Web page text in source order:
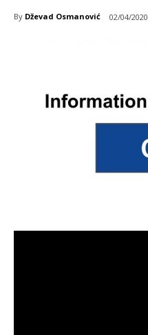
By Dževad Osmanović 02/04/2020